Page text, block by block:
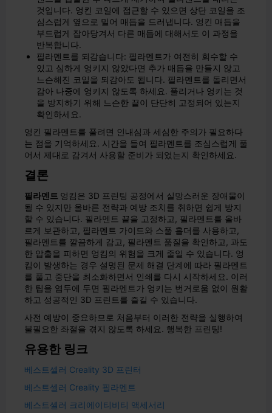
것입니다. 엉킨 코일에 접근할 수 있으면 상단 코일을 조
심스럽게 옆으로 밀어 매듭을 드러냅니다. 엉킨 매듭을
부드럽게 잡아당겨서 다른 매듭에 대해서도 이 과정을
반복합니다.
필라멘트를 되감습니다: 필라멘트가 여전히 회수할 수
있고 심하게 엉키지 않았다면 추가 매듭을 만들지 않고
느슨해진 코일을 되감아도 됩니다. 필라멘트를 돌리면서
감아 나중에 엉키지 않도록 하세요. 풀리거나 엉키는 것
을 방지하기 위해 느슨한 끝이 단단히 고정되어 있는지
확인하세요.
엉킨 필라멘트를 풀려면 인내심과 세심한 주의가 필요하다
는 점을 기억하세요. 시간을 들여 필라멘트를 조심스럽게 풀
어서 제대로 감겨서 사용할 준비가 되었는지 확인하세요.
결론
필라멘트 엉킴은 3D 프린팅 공정에서 실망스러운 장애물이
될 수 있지만 올바른 전략과 예방 조치를 취하면 쉽게 방지
할 수 있습니다. 필라멘트 끝을 고정하고, 필라멘트를 올바
르게 보관하고, 필라멘트 가이드와 스풀 홀더를 사용하고,
필라멘트를 깔끔하게 감고, 필라멘트 품질을 확인하고, 과도
한 압출을 피하면 엉킴의 위험을 크게 줄일 수 있습니다. 엉
킴이 발생하는 경우 설명된 문제 해결 단계에 따라 필라멘트
를 풀고 중단을 최소화하면서 인쇄를 다시 시작하세요. 이러
한 팁을 염두에 두면 필라멘트가 엉키는 번거로움 없이 원활
하고 성공적인 3D 프린트를 즐길 수 있습니다.
사전 예방이 중요하므로 처음부터 이러한 전략을 실행하여
불필요한 좌절을 겪지 않도록 하세요. 행복한 프린팅!
유용한 링크
베스트셀러 Creality 3D 프린터
베스트셀러 Creality 필라멘트
베스트셀러 크리에이티비티 액세서리